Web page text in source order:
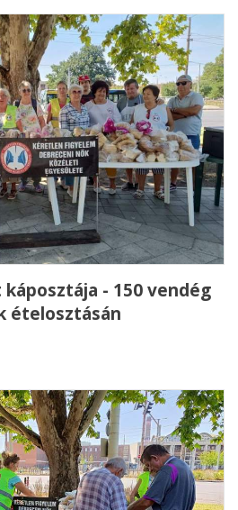
- 150 vendég
ételosztásán